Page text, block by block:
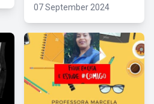
07 September 2024